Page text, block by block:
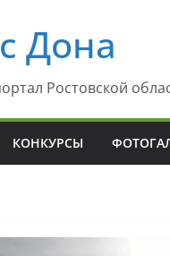
Дона
Ростовской
КОНКУРСЫ